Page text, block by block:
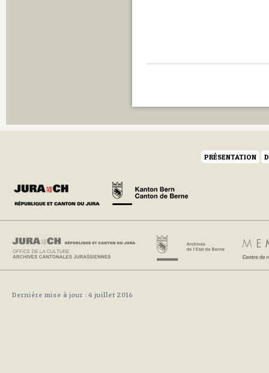
PRÉSENTATION
Dernière mise à jour : 4 juillet 2016